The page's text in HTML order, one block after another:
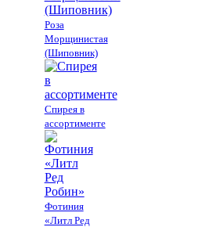
Роза
Морщинистая
(Шиповник)
Спирея в
ассортименте
Фотиния
«Литл Ред